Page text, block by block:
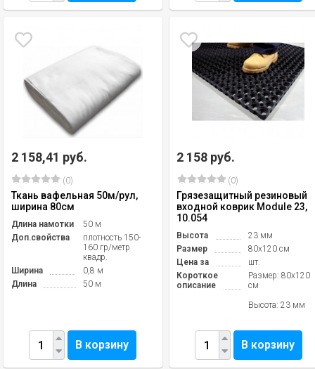
2 158,41 руб.
(0)
Ткань вафельная 50м/рул,
ширина 80см
Длина намотки
50 м
Доп.свойства
плотность 150-
160 гр/метр
квадр.
Ширина
0,8 м
Длина
50 м
В корзину
2 158 руб.
(0)
Грязезащитный резиновый
входной коврик Module 23,
10.054
Высота
23 мм
Размер
80х120 см
Цена за
шт.
Короткое
описание
Размер: 80х120
см
Высота: 23 мм
В корзину